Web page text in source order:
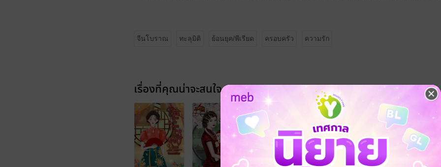
จีนโบราณ ทะลุมิติ ย้อนยุค/พีเรียด ครอบครัว ความรัก
เรื่องที่คุณน่าจะสนใจ